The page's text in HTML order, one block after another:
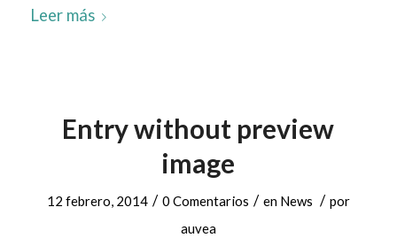
Leer más
Entry without preview
image
12 febrero, 2014 / 0 Comentarios / en News / por
auvea